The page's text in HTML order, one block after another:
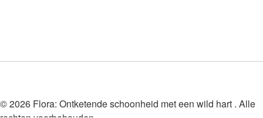
© 2026 Flora: Ontketende schoonheid met een wild hart . Alle